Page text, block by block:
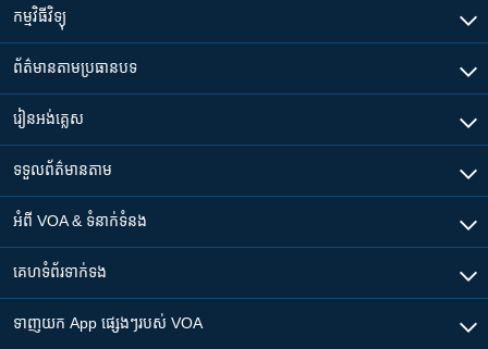
កម្មវិធី​វិទ្យុ
ព័ត៌មាន​តាមប្រធានបទ​
រៀន​​អង់គ្លេស
ទទួល​ព័ត៌មាន​តាម
អំពី​ VOA & ទំនាក់ទំនង
គេហទំព័រ​​ទាក់ទង
ទាញយក​ App ផ្សេងៗ​របស់​ VOA